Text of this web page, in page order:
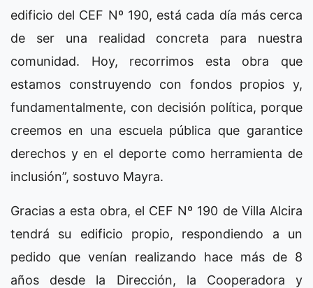
edificio del CEF Nº 190, está cada día más cerca
de ser una realidad concreta para nuestra
comunidad. Hoy, recorrimos esta obra que
estamos construyendo con fondos propios y,
fundamentalmente, con decisión política, porque
creemos en una escuela pública que garantice
derechos y en el deporte como herramienta de
inclusión”, sostuvo Mayra.
Gracias a esta obra, el CEF Nº 190 de Villa Alcira
tendrá su edificio propio, respondiendo a un
pedido que venían realizando hace más de 8
años desde la Dirección, la Cooperadora y